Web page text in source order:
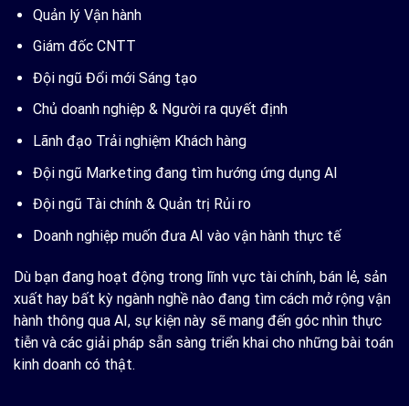
Quản lý Vận hành
Giám đốc CNTT
Đội ngũ Đổi mới Sáng tạo
Chủ doanh nghiệp & Người ra quyết định
Lãnh đạo Trải nghiệm Khách hàng
Đội ngũ Marketing đang tìm hướng ứng dụng AI
Đội ngũ Tài chính & Quản trị Rủi ro
Doanh nghiệp muốn đưa AI vào vận hành thực tế
Dù bạn đang hoạt động trong lĩnh vực tài chính, bán lẻ, sản
xuất hay bất kỳ ngành nghề nào đang tìm cách mở rộng vận
hành thông qua AI, sự kiện này sẽ mang đến góc nhìn thực
tiễn và các giải pháp sẵn sàng triển khai cho những bài toán
kinh doanh có thật.